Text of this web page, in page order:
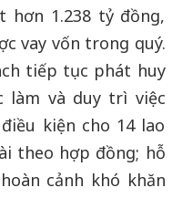
hơn 1.238 tỷ đồng,
vay vốn trong quý.
tiếp tục phát huy
làm và duy trì việc
kiện cho 14 lao
theo hợp đồng; hỗ
cảnh khó khăn